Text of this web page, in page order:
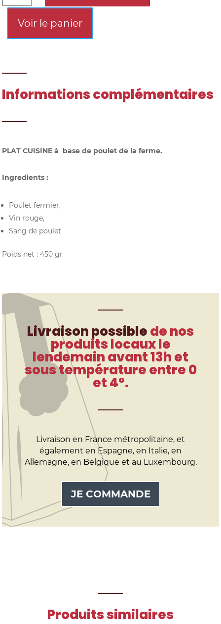
POULET
BARBOUILLE
Voir le panier
Informations complémentaires
PLAT CUISINE à base de poulet de la ferme.
Ingredients :
Poulet fermier,
Vin rouge,
Sang de poulet
Poids net : 450 gr
Livraison possiblede nos
produits locaux le
lendemain avant 13h et
sous température entre 0
et 4°.
Livraison en France métropolitaine, et
également en Espagne, en Italie, en
Allemagne, en Belgique et au Luxembourg.
JE COMMANDE
Produits similaires